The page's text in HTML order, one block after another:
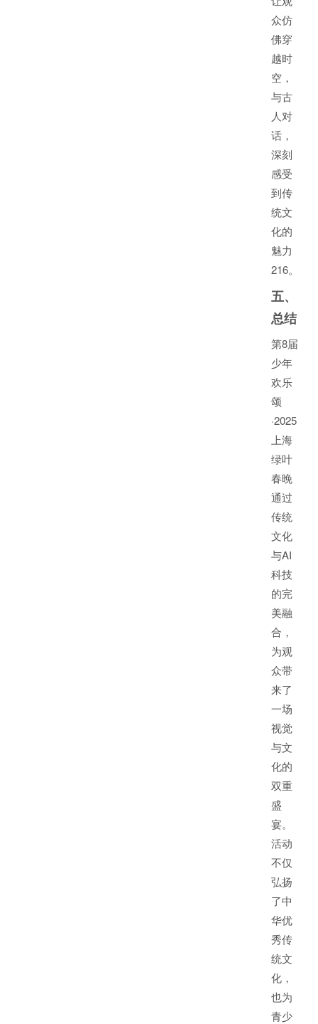
众仿
佛穿
越时
空，
与古
人对
话，
深刻
感受
到传
统文
化的
魅力
216。
五、
总结
第8届
少年
欢乐
颂
·2025
上海
绿叶
春晚
通过
传统
文化
与AI
科技
的完
美融
合，
为观
众带
来了
一场
视觉
与文
化的
双重
盛
宴。
活动
不仅
弘扬
了中
华优
秀传
统文
化，
也为
青少